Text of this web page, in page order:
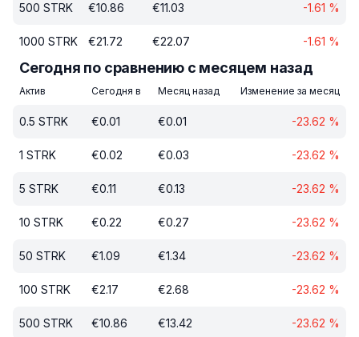
500 STRK €10.86 €11.03 -1.61 %
1000 STRK €21.72 €22.07 -1.61 %
Сегодня по сравнению с месяцем назад
Актив Сегодня в Месяц назад Изменение за месяц
0.5 STRK €0.01 €0.01 -23.62 %
1 STRK €0.02 €0.03 -23.62 %
5 STRK €0.11 €0.13 -23.62 %
10 STRK €0.22 €0.27 -23.62 %
50 STRK €1.09 €1.34 -23.62 %
100 STRK €2.17 €2.68 -23.62 %
500 STRK €10.86 €13.42 -23.62 %